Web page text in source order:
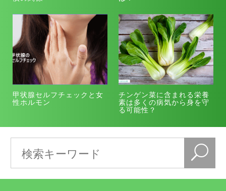
甲状腺セルフチェックと女
性ホルモン
チンゲン菜に含まれる栄養
素は多くの病気から身を守
る可能性？